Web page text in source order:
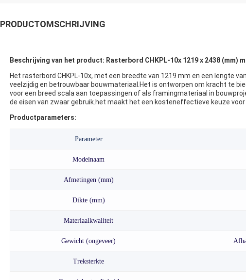
PRODUCTOMSCHRIJVING
Beschrijving van het product: Rasterbord CHKPL-10x 1219 x 2438 (mm)
Het rasterbord CHKPL-10x, met een breedte van 1219 mm en een lengte
veelzijdig en betrouwbaar bouwmateriaal.Het is ontworpen om kracht te
voor een breed scala aan toepassingen.of als framingmateriaal in
de eisen van zwaar gebruik.het maakt het een kosteneffectieve keuze
Productparameters:
Parameter
Modelnaam
Afmetingen (mm)
Dikte (mm)
Materiaalkwaliteit
Gewicht (ongeveer)
Treksterkte